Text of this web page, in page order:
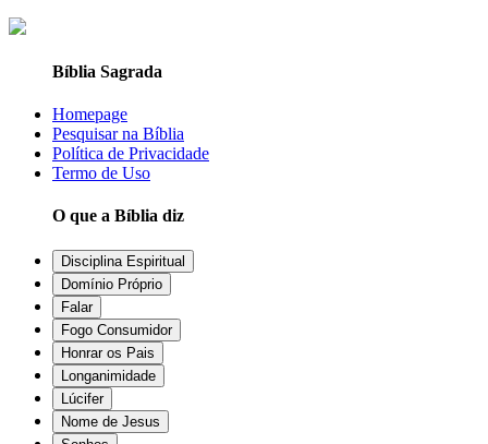
Bíblia Sagrada
Homepage
Pesquisar na Bíblia
Política de Privacidade
Termo de Uso
O que a Bíblia diz
Disciplina Espiritual
Domínio Próprio
Falar
Fogo Consumidor
Honrar os Pais
Longanimidade
Lúcifer
Nome de Jesus